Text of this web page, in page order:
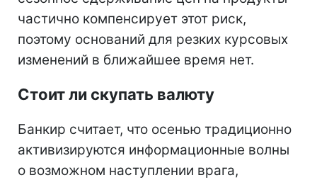
частично компенсирует этот риск,
поэтому оснований для резких курсовых
изменений в ближайшее время нет.
Стоит ли скупать валюту
Банкир считает, что осенью традиционно
активизируются информационные волны
о возможном наступлении врага,